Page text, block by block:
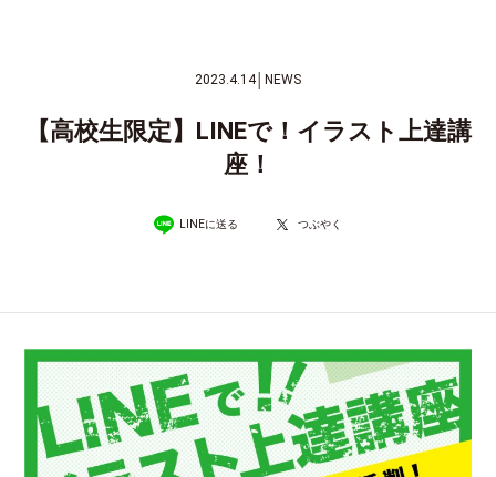
2023.4.14│ NEWS
【高校生限定】LINEで！イラスト上達講
座！
LINEに送る つぶやく